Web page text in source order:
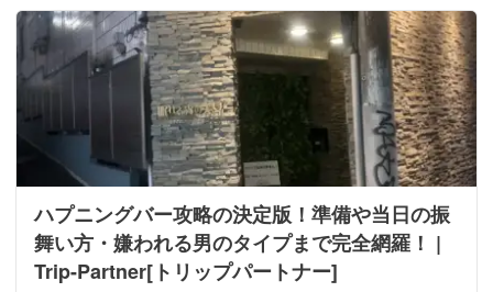
ハプニングバー攻略の決定版！準備や当日の振
舞い方・嫌われる男のタイプまで完全網羅！ |
Trip-Partner[トリップパートナー]